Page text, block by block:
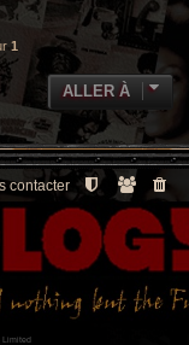
o
y
1
ALLER À
contacter
Limited